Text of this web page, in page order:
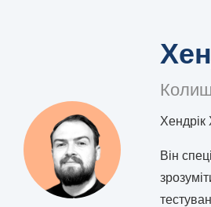
Він